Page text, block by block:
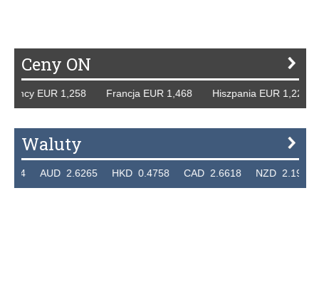
Ceny ON
EUR 1,258 Francja EUR 1,468 Hiszpania EUR
Waluty
AUD 2.6265 HKD 0.4758 CAD 2.6618 NZD